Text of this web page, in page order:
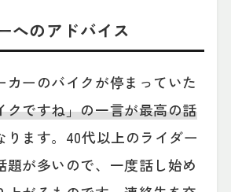
へのアドバイス
カーのバイクが停まっていた
クですね」の一言が最高の話
ります。40代以上のライダー
題が多いので、一度話し始め